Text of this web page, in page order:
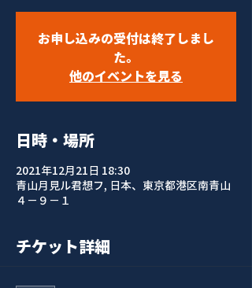
お申し込みの受付は終了しまし
た。
他のイベントを見る
日時・場所
2021年12月21日 18:30
青山月見ル君想フ, 日本、東京都港区南青山
４−９−１
チケット詳細